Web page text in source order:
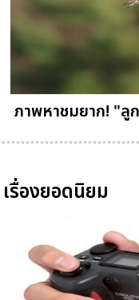
ภาพหาชมยาก! "ลู
เรื่องยอดนิยม